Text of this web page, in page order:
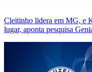
Cleitinho lidera em MG, e
lugar, aponta pesquisa